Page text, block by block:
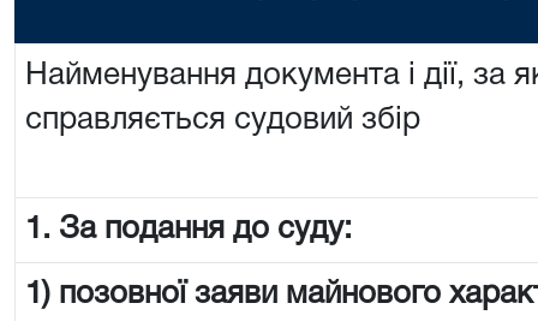
Найменування документа і дії, за
справляється судовий збір
1. За подання до суду:
1) позовної заяви майнового